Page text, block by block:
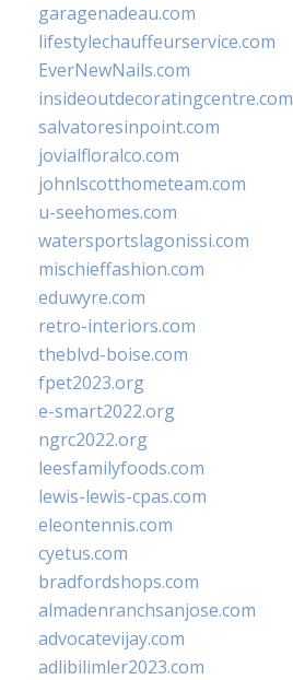
garagenadeau.com
lifestylechauffeurservice.com
EverNewNails.com
insideoutdecoratingcentre.com
salvatoresinpoint.com
jovialfloralco.com
johnlscotthometeam.com
u-seehomes.com
watersportslagonissi.com
mischieffashion.com
eduwyre.com
retro-interiors.com
theblvd-boise.com
fpet2023.org
e-smart2022.org
ngrc2022.org
leesfamilyfoods.com
lewis-lewis-cpas.com
eleontennis.com
cyetus.com
bradfordshops.com
almadenranchsanjose.com
advocatevijay.com
adlibilimler2023.com